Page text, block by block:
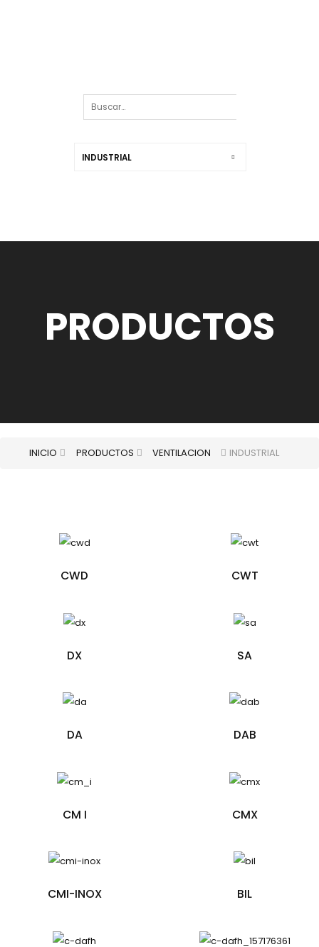
INDUSTRIAL
PRODUCTOS
INICIO PRODUCTOS VENTILACION INDUSTRIAL
CWD CWT
DX SA
DA DAB
CM I CMX
CMI-INOX BIL